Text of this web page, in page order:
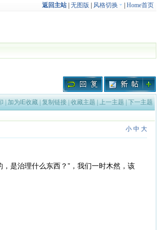
返回主站| 无图版 风格切换 Home首页
| 加为IE收藏| 复制链接| 收藏主题 | 上一主题 | 下一主题
小 中 大
是治理什么东西？”，我们一时木然，该